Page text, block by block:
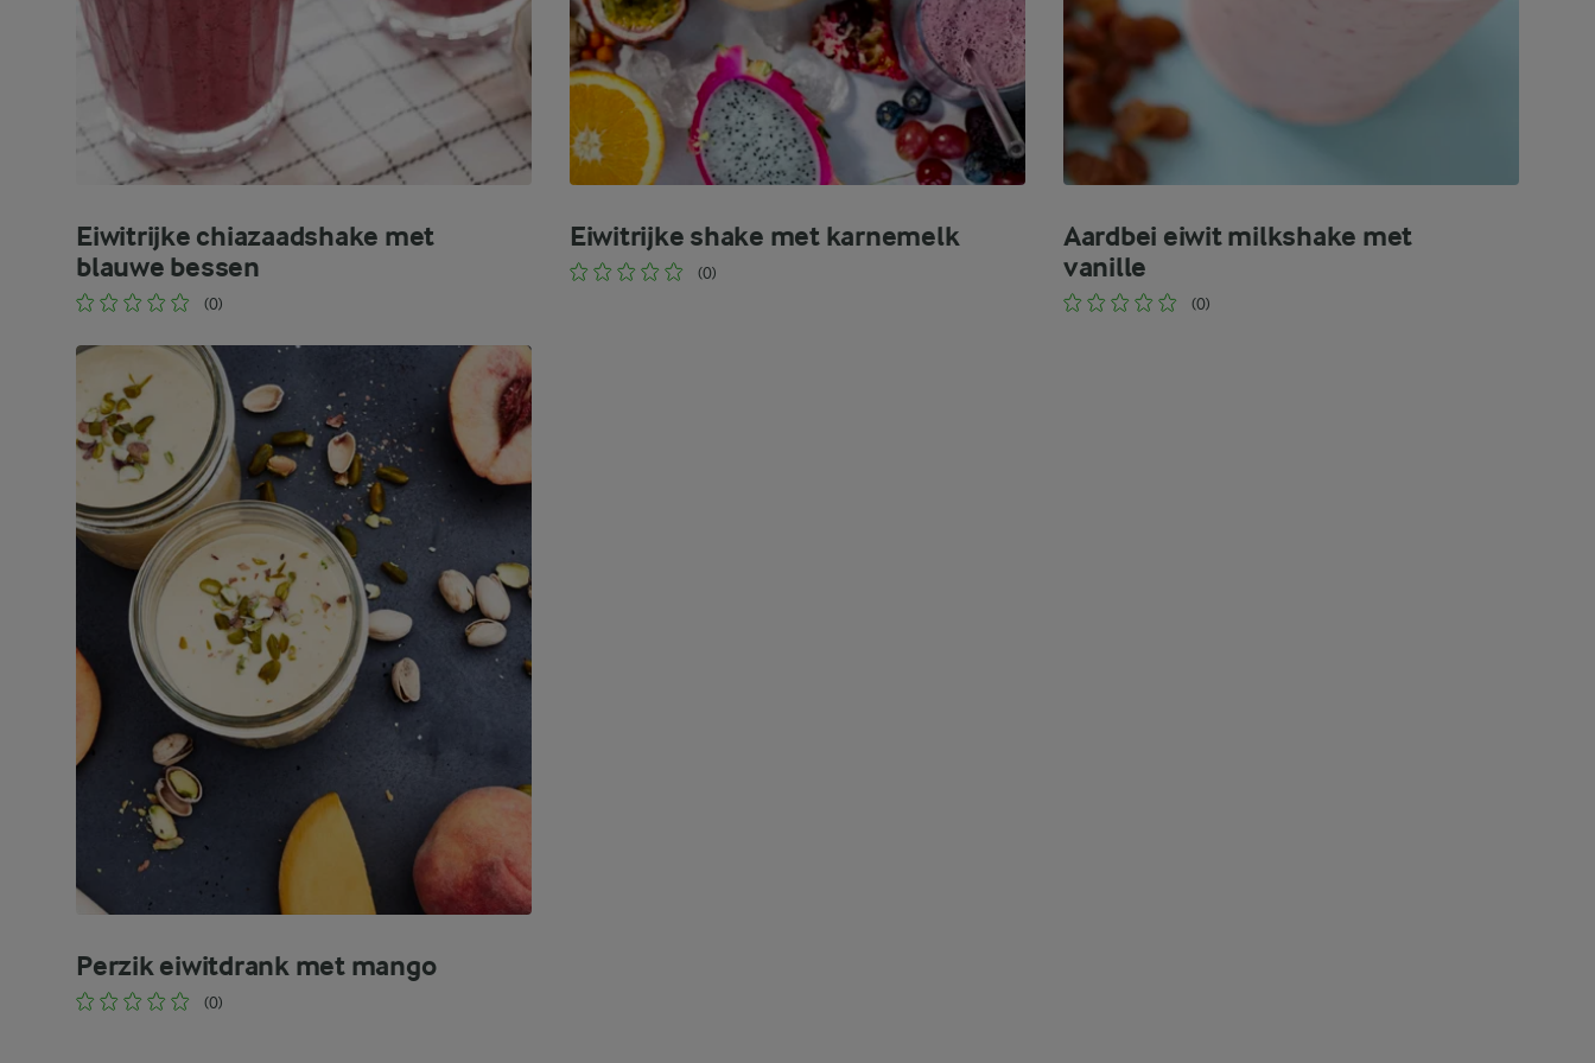
Eiwitrijke chiazaadshake met
blauwe bessen
(0)
Eiwitrijke shake met karnemelk
(0)
Aardbei eiwit milkshake met
vanille
(0)
Perzik eiwitdrank met mango
(0)